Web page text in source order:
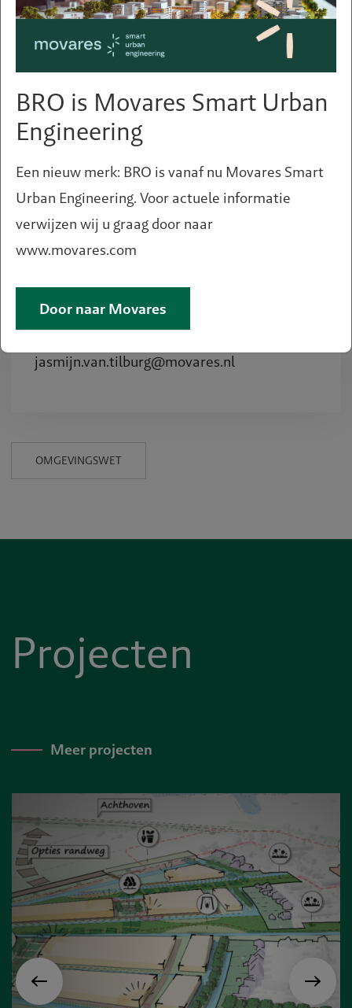
Een vraag of hulp nodig?
Neem dan contact op met:
jasmijn.van.tilburg@movares.nl
OMGEVINGSWET
Projecten
Meer projecten
BRO is Movares Smart Urban
Engineering
Een nieuw merk: BRO is vanaf nu Movares Smart
Urban Engineering. Voor actuele informatie
verwijzen wij u graag door naar
www.movares.com
Door naar Movares